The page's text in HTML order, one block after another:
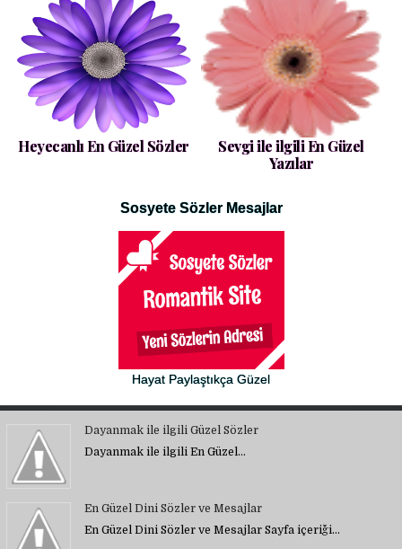
Heyecanlı En Güzel Sözler
Sevgi ile ilgili En Güzel
Yazılar
Sosyete Sözler Mesajlar
Hayat Paylaştıkça Güzel
Dayanmak ile ilgili Güzel Sözler
Dayanmak ile ilgili En Güzel…
En Güzel Dini Sözler ve Mesajlar
En Güzel Dini Sözler ve Mesajlar Sayfa içeriği…